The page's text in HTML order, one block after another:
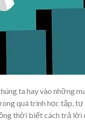
ta hay vào những
quá trình học tập,
thời biết cách trả lời